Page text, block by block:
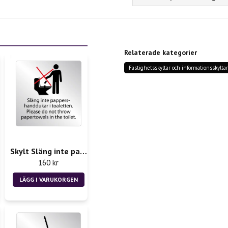
name
Skylt Släng inte pappershanddukar i toaletten
160 kr
LÄGG I VARUKORGEN
Relaterade kategorier
Fastighetsskyltar och informationsskyltar